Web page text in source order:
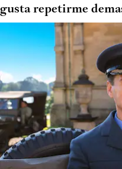
gusta repetirme